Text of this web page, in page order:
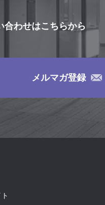
合わせはこちらから
メルマガ登録